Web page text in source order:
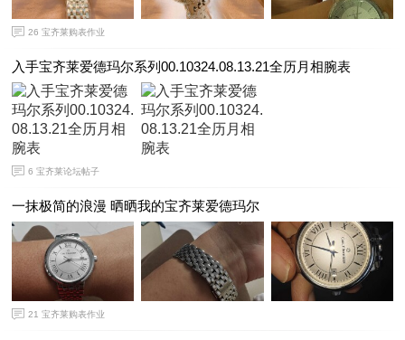
26 宝齐莱购表作业
入手宝齐莱爱德玛尔系列00.10324.08.13.21全历月相腕表
6 宝齐莱论坛帖子
一抹极简的浪漫 晒晒我的宝齐莱爱德玛尔
21 宝齐莱购表作业